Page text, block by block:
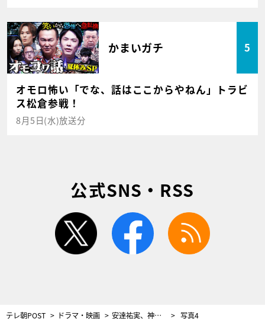
かまいガチ 5
オモロ怖い「でな、話はここからやねん」トラビ
ス松倉参戦！
8月5日(水)放送分
公式SNS・RSS
twitter facebook
テレ朝POST ドラマ・映画 安達祐実、神話のような花嫁姿をお披露目。一方で認知症の症状が進行し…＜にじいろカルテ＞ 写真4